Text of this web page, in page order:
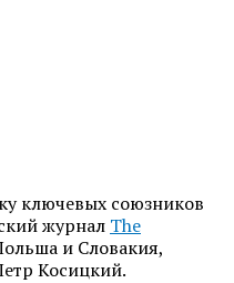
ключевых союзников
журнал The
и Словакия,
Косицкий.